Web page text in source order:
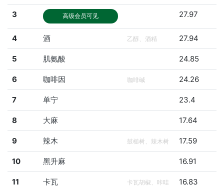
3 高级会员可见 27.97
4 酒 乙醇、酒精 27.94
5 肌氨酸 24.85
6 咖啡因 咖啡碱 24.26
7 单宁 23.4
8 大麻 17.64
9 辣木 鼓槌树、辣木树 17.59
10 黑升麻 16.91
11 卡瓦 卡瓦胡椒、咔哇 16.83